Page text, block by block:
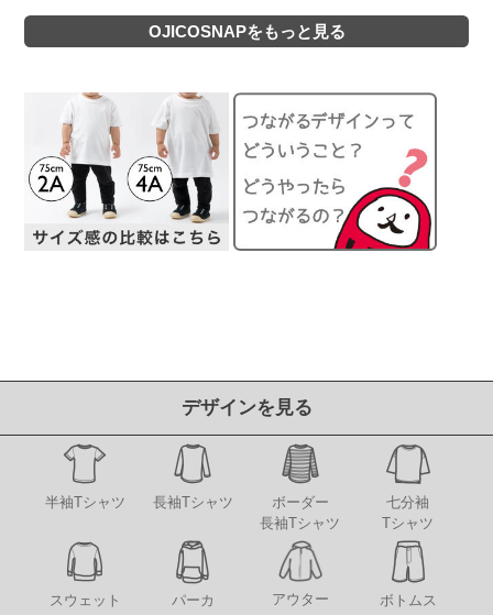
OJICOSNAPをもっと見る
デザインを見る
半袖Tシャツ 長袖Tシャツ
ボーダー
長袖Tシャツ
七分袖
Tシャツ
スウェット パーカ アウター ボトムス